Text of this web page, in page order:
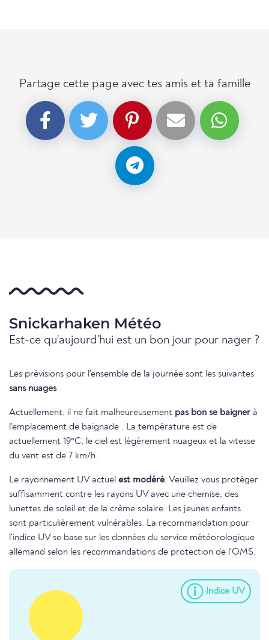
Partage cette page avec tes amis et ta famille
Snickarhaken Météo
Est-ce qu'aujourd'hui est un bon jour pour nager ?
Les prévisions pour l'ensemble de la journée sont les suivantes
sans nuages
Actuellement, il ne fait malheureusement pas bon se baigner à
l'emplacement de baignade . La température est de
actuellement 19°C, le ciel est légèrement nuageux et la vitesse
du vent est de 7 km/h.
Le rayonnement UV actuel est modéré. Veuillez vous protéger
suffisamment contre les rayons UV avec une chemise, des
lunettes de soleil et de la crème solaire. Les jeunes enfants
sont particulièrement vulnérables. La recommandation pour
l'indice UV se base sur les données du service météorologique
allemand selon les recommandations de protection de l'OMS.
Indice UV